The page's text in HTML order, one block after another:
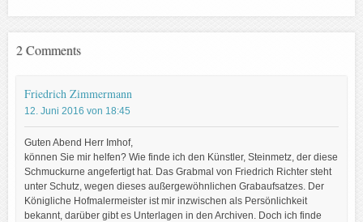
2 Comments
Friedrich Zimmermann
12. Juni 2016 von 18:45
Guten Abend Herr Imhof,
können Sie mir helfen? Wie finde ich den Künstler, Steinmetz, der diese
Schmuckurne angefertigt hat. Das Grabmal von Friedrich Richter steht
unter Schutz, wegen dieses außergewöhnlichen Grabaufsatzes. Der
Königliche Hofmalermeister ist mir inzwischen als Persönlichkeit
bekannt, darüber gibt es Unterlagen in den Archiven. Doch ich finde